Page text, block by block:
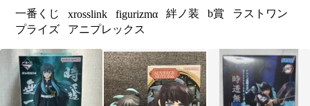
一番くじ xrosslink figurizmα 絆ノ装 b賞
ラストワン
プライズ
アニプレックス